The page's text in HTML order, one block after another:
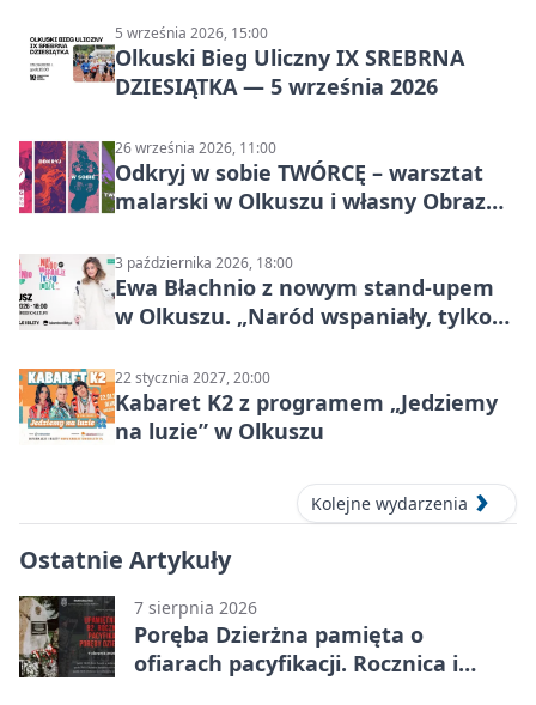
5 września 2026, 15:00
Olkuski Bieg Uliczny IX SREBRNA
DZIESIĄTKA — 5 września 2026
26 września 2026, 11:00
Odkryj w sobie TWÓRCĘ – warsztat
malarski w Olkuszu i własny Obraz
3 października 2026, 18:00
Ewa Błachnio z nowym stand-upem
w Olkuszu. „Naród wspaniały, tylko
22 stycznia 2027, 20:00
Kabaret K2 z programem „Jedziemy
na luzie” w Olkuszu
Kolejne wydarzenia
Ostatnie Artykuły
7 sierpnia 2026
Poręba Dzierżna pamięta o
ofiarach pacyfikacji. Rocznica i